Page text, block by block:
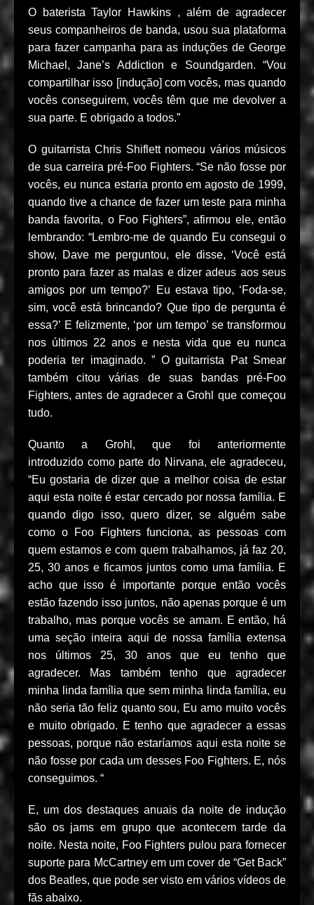
O baterista Taylor Hawkins , além de agradecer
seus companheiros de banda, usou sua plataforma
para fazer campanha para as induções de George
Michael, Jane’s Addiction e Soundgarden. “Vou
compartilhar isso [indução] com vocês, mas quando
vocês conseguirem, vocês têm que me devolver a
sua parte. E obrigado a todos.”
O guitarrista Chris Shiflett nomeou vários músicos
de sua carreira pré-Foo Fighters. “Se não fosse por
vocês, eu nunca estaria pronto em agosto de 1999,
quando tive a chance de fazer um teste para minha
banda favorita, o Foo Fighters”, afirmou ele, então
lembrando: “Lembro-me de quando Eu consegui o
show, Dave me perguntou, ele disse, ‘Você está
pronto para fazer as malas e dizer adeus aos seus
amigos por um tempo?’ Eu estava tipo, ‘Foda-se,
sim, você está brincando? Que tipo de pergunta é
essa?’ E felizmente, ‘por um tempo’ se transformou
nos últimos 22 anos e nesta vida que eu nunca
poderia ter imaginado. ” O guitarrista Pat Smear
também citou várias de suas bandas pré-Foo
Fighters, antes de agradecer a Grohl que começou
tudo.
Quanto a Grohl, que foi anteriormente
introduzido como parte do Nirvana, ele agradeceu,
“Eu gostaria de dizer que a melhor coisa de estar
aqui esta noite é estar cercado por nossa família. E
quando digo isso, quero dizer, se alguém sabe
como o Foo Fighters funciona, as pessoas com
quem estamos e com quem trabalhamos, já faz 20,
25, 30 anos e ficamos juntos como uma família. E
acho que isso é importante porque então vocês
estão fazendo isso juntos, não apenas porque é um
trabalho, mas porque vocês se amam. E então, há
uma seção inteira aqui de nossa família extensa
nos últimos 25, 30 anos que eu tenho que
agradecer. Mas também tenho que agradecer
minha linda família que sem minha linda família, eu
não seria tão feliz quanto sou, Eu amo muito vocês
e muito obrigado. E tenho que agradecer a essas
pessoas, porque não estaríamos aqui esta noite se
não fosse por cada um desses Foo Fighters. E, nós
conseguimos. “
E, um dos destaques anuais da noite de indução
são os jams em grupo que acontecem tarde da
noite. Nesta noite, Foo Fighters pulou para fornecer
suporte para McCartney em um cover de “Get Back”
dos Beatles, que pode ser visto em vários vídeos de
fãs abaixo.